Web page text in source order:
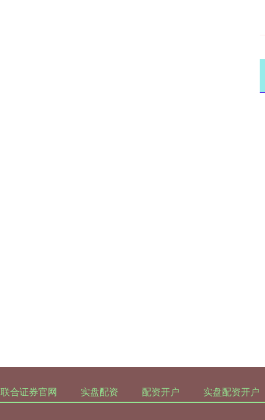
联合证券官网 实盘配资 配资开户 实盘配资开户